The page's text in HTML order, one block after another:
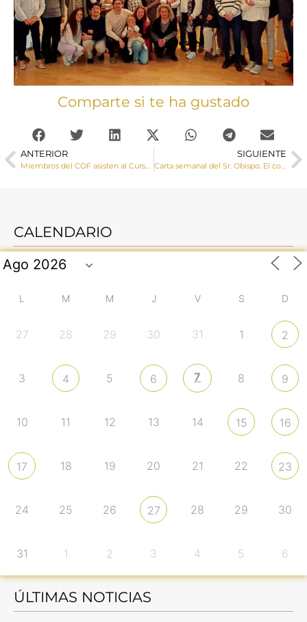
Comparte si te ha gustado
ANTERIOR
Miembros del COF asisten al Curso Anual de formación de profesionales y voluntarios vinculados a los Centros de Orientación Familias de la CEE
SIGUIENTE
Carta semanal del Sr. Obispo: El costado abierto de Cristo es fuente que sacia la sed de los hombres y los purifica de sus pecados
CALENDARIO
L M M J V S D
27 28 29 30 31 1 2
3 4 5 6 7 8 9
10 11 12 13 14 15 16
17 18 19 20 21 22 23
24 25 26 27 28 29 30
31 1 2 3 4 5 6
ÚLTIMAS NOTICIAS